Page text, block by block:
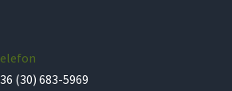
(30) 683-5969